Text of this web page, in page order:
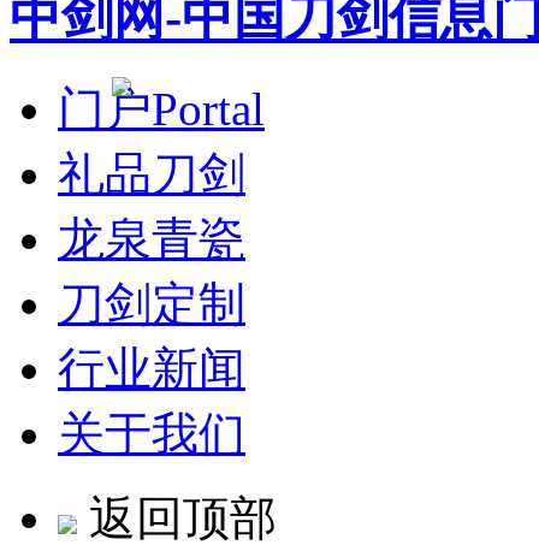
门户Portal
礼品刀剑
龙泉青瓷
刀剑定制
行业新闻
关于我们
返回顶部